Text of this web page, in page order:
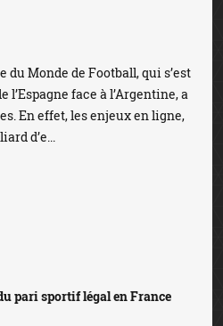
du Monde de Football, qui s’est
face à l’Argentine, a
En effet, les enjeux en ligne,
d’e...
pari sportif légal en France